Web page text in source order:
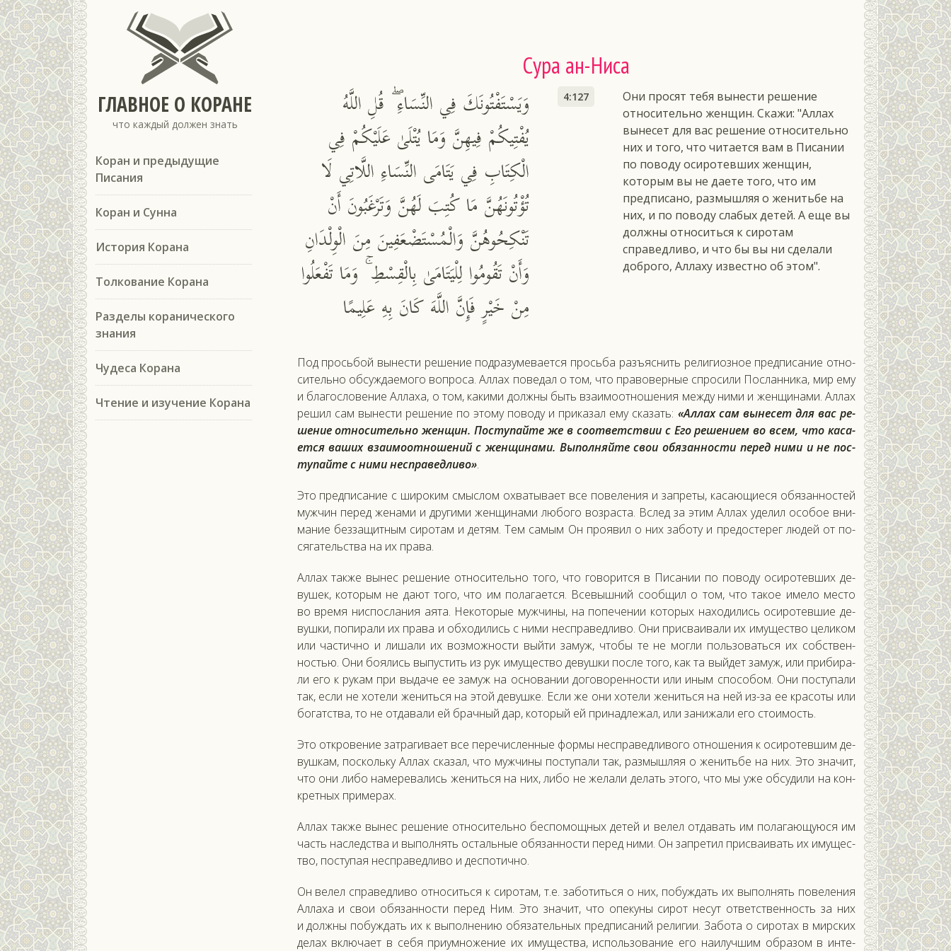
ГЛАВНОЕ О КОРАНЕ
что каждый должен знать
Коран и предыдущие
Писания
Коран и Сунна
История Корана
Толкование Корана
Разделы коранического
знания
Чудеса Корана
Чтение и изучение Корана
Сура ан-Ниса
وَيَسْتَفْتُونَكَ فِي النِّسَاءِ ۖ قُلِ اللَّهُ
يُفْتِيكُمْ فِيهِنَّ وَمَا يُتْلَىٰ عَلَيْكُمْ فِي
الْكِتَابِ فِي يَتَامَى النِّسَاءِ اللَّاتِي لَا
تُؤْتُونَهُنَّ مَا كُتِبَ لَهُنَّ وَتَرْغَبُونَ أَنْ
تَنْكِحُوهُنَّ وَالْمُسْتَضْعَفِينَ مِنَ الْوِلْدَانِ
وَأَنْ تَقُومُوا لِلْيَتَامَىٰ بِالْقِسْطِ ۚ وَمَا تَفْعَلُوا
مِنْ خَيْرٍ فَإِنَّ اللَّهَ كَانَ بِهِ عَلِيمًا
4:127
Они просят тебя вынести решение
относительно женщин. Скажи: "Аллах
вынесет для вас решение относительно
них и того, что читается вам в Писании
по поводу осиротевших женщин,
которым вы не даете того, что им
предписано, размышляя о женитьбе на
них, и по поводу слабых детей. А еще вы
должны относиться к сиротам
справедливо, и что бы вы ни сделали
доброго, Аллаху известно об этом".
Под прось­бой вы­нес­ти ре­шение под­ра­зуме­ва­ет­ся прось­ба разъ­яс­нить ре­лиги­оз­ное пред­пи­сание от­но­
ситель­но об­сужда­емо­го воп­ро­са. Ал­лах по­ведал о том, что пра­вовер­ные спро­сили Пос­ланни­ка, мир ему
и бла­гос­ло­вение Ал­ла­ха, о том, ка­кими дол­жны быть вза­имо­от­но­шения меж­ду ни­ми и жен­щи­нами. Ал­лах
ре­шил сам вы­нес­ти ре­шение по это­му по­воду и при­казал ему ска­зать: «Ал­лах сам вы­несет для вас ре­
шение от­но­ситель­но жен­щин. Пос­ту­пай­те же в со­от­ветс­твии с Его ре­шени­ем во всем, что ка­са­
ет­ся ва­ших вза­имо­от­но­шений с жен­щи­нами. Вы­пол­няй­те свои обя­зан­ности пе­ред ни­ми и не пос­
ту­пай­те с ни­ми нес­пра­вед­ли­во».
Это пред­пи­сание с ши­роким смыс­лом ох­ва­тыва­ет все по­веле­ния и зап­ре­ты, ка­са­ющи­еся обя­зан­ностей
муж­чин пе­ред же­нами и дру­гими жен­щи­нами лю­бого воз­раста. Вслед за этим Ал­лах уде­лил осо­бое вни­
мание без­за­щит­ным си­ротам и де­тям. Тем са­мым Он про­явил о них за­боту и пре­дос­те­рег лю­дей от по­
сяга­тель­ства на их пра­ва.
Ал­лах так­же вы­нес ре­шение от­но­ситель­но то­го, что го­ворит­ся в Пи­сании по по­воду оси­ротев­ших де­
вушек, ко­торым не да­ют то­го, что им по­лага­ет­ся. Все­выш­ний со­об­щил о том, что та­кое име­ло мес­то
во вре­мя нис­посла­ния а­ята. Не­кото­рые муж­чи­ны, на по­пече­нии ко­торых на­ходи­лись оси­ротев­шие де­
вуш­ки, по­пира­ли их пра­ва и об­хо­дились с ни­ми нес­пра­вед­ли­во. Они прис­ва­ива­ли их иму­щес­тво це­ликом
или час­тично и ли­шали их воз­можнос­ти вый­ти за­муж, что­бы те не мог­ли поль­зо­вать­ся их собс­твен­
ностью. Они бо­ялись вы­пус­тить из рук иму­щес­тво де­вуш­ки пос­ле то­го, как та вый­дет за­муж, или при­бира­
ли его к ру­кам при вы­даче ее за­муж на ос­но­вании до­гово­рен­ности или иным спо­собом. Они пос­ту­пали
так, ес­ли не хо­тели же­нить­ся на этой де­вуш­ке. Ес­ли же они хо­тели же­нить­ся на ней из-за ее кра­соты или
бо­гатс­тва, то не от­да­вали ей брач­ный дар, ко­торый ей при­над­ле­жал, или за­нижа­ли его сто­имость.
Это от­кро­вение зат­ра­гива­ет все пе­речис­ленные фор­мы нес­пра­вед­ли­вого от­но­шения к оси­ротев­шим де­
вуш­кам, пос­коль­ку Ал­лах ска­зал, что муж­чи­ны пос­ту­пали так, раз­мышляя о же­нить­бе на них. Это зна­чит,
что они ли­бо на­мере­вались же­нить­ся на них, ли­бо не же­лали де­лать это­го, что мы уже об­су­дили на кон­
крет­ных при­мерах.
Ал­лах так­же вы­нес ре­шение от­но­ситель­но бес­по­мощ­ных де­тей и ве­лел от­да­вать им по­лага­ющу­юся им
часть нас­ледс­тва и вы­пол­нять ос­таль­ные обя­зан­ности пе­ред ни­ми. Он зап­ре­тил прис­ва­ивать их иму­щес­
тво, пос­ту­пая нес­пра­вед­ли­во и дес­по­тич­но.
Он ве­лел спра­вед­ли­во от­но­сить­ся к си­ротам, т.е. за­ботить­ся о них, по­буж­дать их вы­пол­нять по­веле­ния
Ал­ла­ха и свои обя­зан­ности пе­ред Ним. Это зна­чит, что опе­куны си­рот не­сут от­ветс­твен­ность за них
и дол­жны по­буж­дать их к вы­пол­не­нию обя­затель­ных пред­пи­саний ре­лигии. За­бота о си­ротах в мир­ских
де­лах вклю­ча­ет в се­бя при­ум­но­жение их иму­щес­тва, ис­поль­зо­вание его на­илуч­шим об­ра­зом в ин­те­